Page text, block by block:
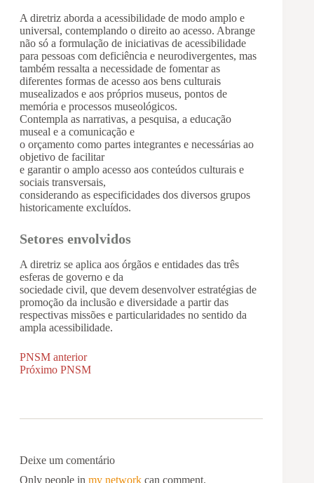
A diretriz aborda a acessibilidade de modo amplo e
universal, contemplando o direito ao acesso. Abrange
não só a formulação de iniciativas de acessibilidade
para pessoas com deficiência e neurodivergentes, mas
também ressalta a necessidade de fomentar as
diferentes formas de acesso aos bens culturais
musealizados e aos próprios museus, pontos de
memória e processos museológicos.
Contempla as narrativas, a pesquisa, a educação
museal e a comunicação e
o orçamento como partes integrantes e necessárias ao
objetivo de facilitar
e garantir o amplo acesso aos conteúdos culturais e
sociais transversais,
considerando as especificidades dos diversos grupos
historicamente excluídos.
Setores envolvidos
A diretriz se aplica aos órgãos e entidades das três
esferas de governo e da
sociedade civil, que devem desenvolver estratégias de
promoção da inclusão e diversidade a partir das
respectivas missões e particularidades no sentido da
ampla acessibilidade.
PNSM anterior
PróximoPNSM
Deixe um comentário
Only people inmy network can comment.